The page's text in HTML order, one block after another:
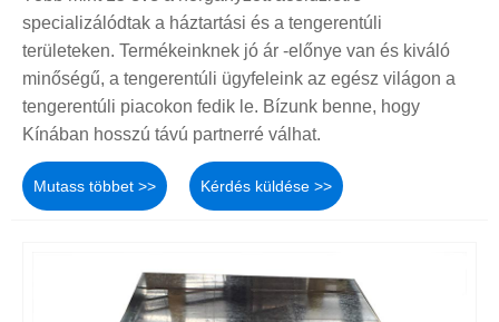
specializálódtak a háztartási és a tengerentúli
területeken. Termékeinknek jó ár -előnye van és kiváló
minőségű, a tengerentúli ügyfeleink az egész világon a
tengerentúli piacokon fedik le. Bízunk benne, hogy
Kínában hosszú távú partnerré válhat.
Mutass többet >> Kérdés küldése >>